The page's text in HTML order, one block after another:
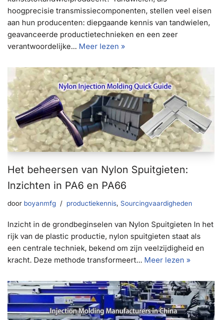
hoogprecisie transmissiecomponenten, stellen veel eisen
aan hun producenten: diepgaande kennis van tandwielen,
geavanceerde productietechnieken en een zeer
verantwoordelijke... Meer lezen »
Het beheersen van Nylon Spuitgieten:
Inzichten in PA6 en PA66
door boyanmfg productiekennis, Sourcingvaardigheden
Inzicht in de grondbeginselen van Nylon Spuitgieten In het
rijk van de plastic productie, nylon spuitgieten staat als
een centrale techniek, bekend om zijn veelzijdigheid en
kracht. Deze methode transformeert... Meer lezen »